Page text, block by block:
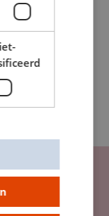
inspiratie,